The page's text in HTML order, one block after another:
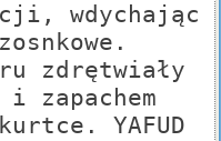
wdychając
zdrętwiały
zapachem
YAFUD